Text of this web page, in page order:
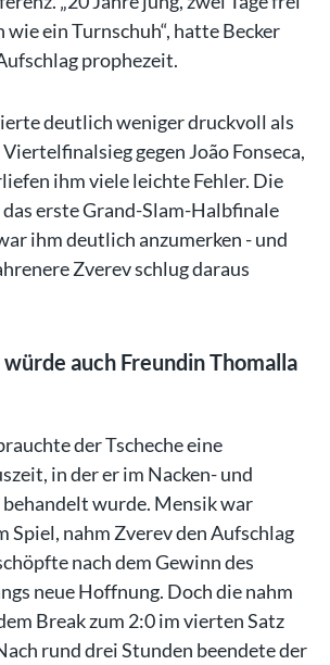
ein Turnschuh“, hatte Becker
prophezeit.
deutlich weniger druckvoll als
gegen João Fonseca,
ihm viele leichte Fehler. Die
erste Grand-Slam-Halbfinale
ihm deutlich anzumerken - und
Zverev schlug daraus
auch Freundin Thomalla
der Tscheche eine
in der er im Nacken- und
wurde. Mensik war
Spiel, nahm Zverev den Aufschlag
nach dem Gewinn des
neue Hoffnung. Doch die nahm
Break zum 2:0 im vierten Satz
rund drei Stunden beendete der